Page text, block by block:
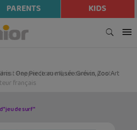
PARENTS KIDS
: One Piece au musée Grévin, Zoo Art
"jeu de surf"